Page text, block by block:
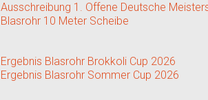
Ausschreibung 1. Offene Deutsche
Blasrohr 10 Meter Scheibe
Ergebnis Blasrohr Brokkoli Cup 2026
Ergebnis Blasrohr Sommer Cup 2026